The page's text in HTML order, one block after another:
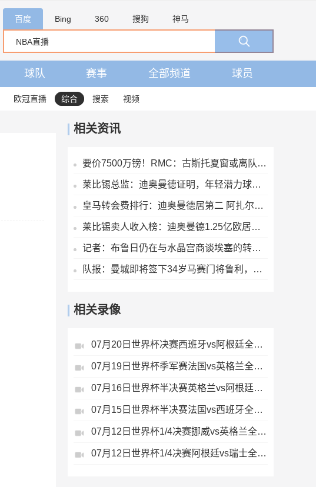
百度 Bing 360 搜狗 神马
球队 赛事 全部频道 球员
欧冠直播 综合 搜索 视频
相关资讯
要价7500万镑！RMC：古斯托夏窗或离队，曼城不愿满足切尔西要价
莱比锡总监：迪奥曼德证明，年轻潜力球员能在我们这得到巨大提升
皇马转会费排行：迪奥曼德居第二 阿扎尔第三 C罗第五 齐达内第七
莱比锡卖人收入榜：迪奥曼德1.25亿欧居首，舍什科索博奥尔莫在列
记者：布鲁日仍在与水晶宫商谈埃塞的转会交易
队报：曼城即将签下34岁马赛门将鲁利，转会费350万欧元
相关录像
07月20日世界杯决赛西班牙vs阿根廷全场录像
07月19日世界杯季军赛法国vs英格兰全场录像
07月16日世界杯半决赛英格兰vs阿根廷全场录像
07月15日世界杯半决赛法国vs西班牙全场录像
07月12日世界杯1/4决赛挪威vs英格兰全场录像
07月12日世界杯1/4决赛阿根廷vs瑞士全场录像